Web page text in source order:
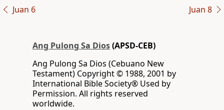
Juan 6 Juan 8
Ang Pulong Sa Dios(APSD-CEB)
Ang Pulong Sa Dios (Cebuano New
Testament) Copyright © 1988, 2001 by
International Bible Society® Used by
Permission. All rights reserved
worldwide.